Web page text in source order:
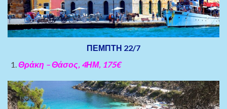
ΠΕΜΠΤΗ 22/7
Θράκη – Θάσος, 4ΗΜ, 175€